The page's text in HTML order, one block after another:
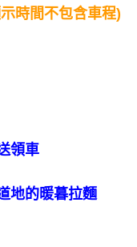
時間不包含車程)
領車
地的暖暮拉麵